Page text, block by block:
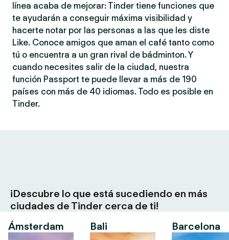
línea acaba de mejorar: Tinder tiene funciones que
te ayudarán a conseguir máxima visibilidad y
hacerte notar por las personas a las que les diste
Like. Conoce amigos que aman el café tanto como
tú o encuentra a un gran rival de bádminton. Y
cuando necesites salir de la ciudad, nuestra
función Passport te puede llevar a más de 190
países con más de 40 idiomas. Todo es posible en
Tinder.
¡Descubre lo que está sucediendo en más
ciudades de Tinder cerca de ti!
Ámsterdam
Bali Barcelona